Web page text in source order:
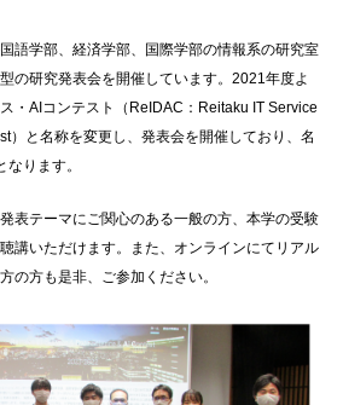
語学部、経済学部、国際学部の情報系の研究室
の研究発表会を開催しています。2021年度よ
・AIコンテスト（ReIDAC：Reitaku IT Service
）と名称を変更し、発表会を開催しており、名
ります。
発表テーマにご関心のある一般の方、本学の受験
講いただけます。
また、オンラインにてリアル
の方も是非、ご参加ください。